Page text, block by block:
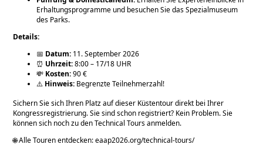
Erhaltungsprogramme und besuchen Sie das Spezialmuseum
des Parks.
Details:
📅 Datum: 11. September 2026
⏰ Uhrzeit:8:00 – 17/18 UHR
💸 Kosten:90 €
⚠️ Hinweis: Begrenzte Teilnehmerzahl!
Sichern Sie sich Ihren Platz auf dieser Küstentour direkt bei Ihrer
Kongressregistrierung. Sie sind schon registriert? Kein Problem. Sie
können sich noch zu den Technical Tours anmelden.
🌐 Alle Touren entdecken: eaap2026.org/technical-tours/